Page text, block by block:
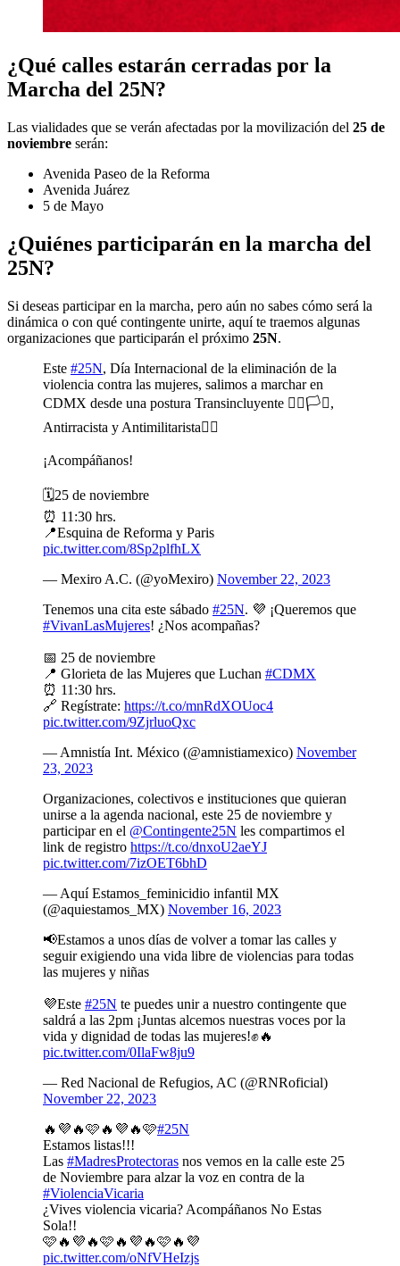
¿Qué calles estarán cerradas por la
Marcha del 25N?
Las vialidades que se verán afectadas por la movilización del 25 de
noviembre serán:
Avenida Paseo de la Reforma
Avenida Juárez
5 de Mayo
¿Quiénes participarán en la marcha del
25N?
Si deseas participar en la marcha, pero aún no sabes cómo será la
dinámica o con qué contingente unirte, aquí te traemos algunas
organizaciones que participarán el próximo 25N.
Este #25N, Día Internacional de la eliminación de la
violencia contra las mujeres, salimos a marchar en
CDMX desde una postura Transincluyente 🏳️‍🌈🏳️‍⚧️,
Antirracista y Antimilitarista✊🏾
¡Acompáñanos!
🗓25 de noviembre
⏰ 11:30 hrs.
📍Esquina de Reforma y Paris
pic.twitter.com/8Sp2plfhLX
— Mexiro A.C. (@yoMexiro) November 22, 2023
Tenemos una cita este sábado #25N. 💜 ¡Queremos que
#VivanLasMujeres! ¿Nos acompañas?
📅 25 de noviembre
📍 Glorieta de las Mujeres que Luchan #CDMX
⏰ 11:30 hrs.
🔗 Regístrate: https://t.co/mnRdXOUoc4
pic.twitter.com/9ZjrluoQxc
— Amnistía Int. México (@amnistiamexico) November
23, 2023
Organizaciones, colectivos e instituciones que quieran
unirse a la agenda nacional, este 25 de noviembre y
participar en el @Contingente25N les compartimos el
link de registro https://t.co/dnxoU2aeYJ
pic.twitter.com/7izOET6bhD
— Aquí Estamos_feminicidio infantil MX
(@aquiestamos_MX) November 16, 2023
📢Estamos a unos días de volver a tomar las calles y
seguir exigiendo una vida libre de violencias para todas
las mujeres y niñas
💜Este #25N te puedes unir a nuestro contingente que
saldrá a las 2pm ¡Juntas alcemos nuestras voces por la
vida y dignidad de todas las mujeres!✊🔥
pic.twitter.com/0IlaFw8ju9
— Red Nacional de Refugios, AC (@RNRoficial)
November 22, 2023
🔥💜🔥🩷🔥💜🔥🩷#25N
Estamos listas!!!
Las #MadresProtectoras nos vemos en la calle este 25
de Noviembre para alzar la voz en contra de la
#ViolenciaVicaria
¿Vives violencia vicaria? Acompáñanos No Estas
Sola!!
🩷🔥💜🔥🩷🔥💜🔥🩷🔥💜
pic.twitter.com/oNfVHeIzjs